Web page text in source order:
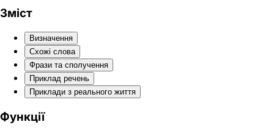
Зміст
Визначення
Схожі слова
Фрази та сполучення
Приклад речень
Приклади з реального життя
Функції